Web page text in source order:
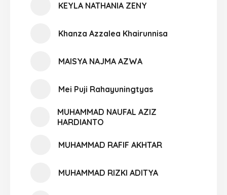
KEYLA NATHANIA ZENY
Khanza Azzalea Khairunnisa
MAISYA NAJMA AZWA
Mei Puji Rahayuningtyas
MUHAMMAD NAUFAL AZIZ
HARDIANTO
MUHAMMAD RAFIF AKHTAR
MUHAMMAD RIZKI ADITYA